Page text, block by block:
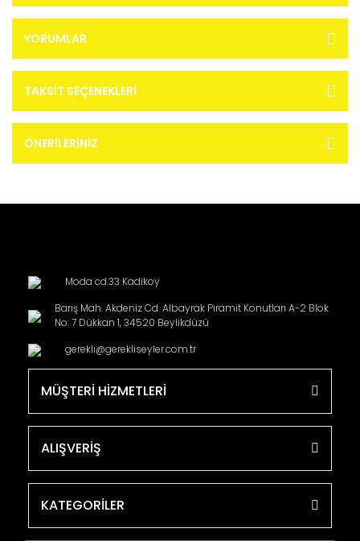
YORUMLAR
TAKSIT SEÇENEKLERI
ÖNERILERINIZ
Moda cd.33 Kadikoy
Barış Mah. Akdeniz Cd. Albayrak Piramit Konutları A-2 Blok
No: 7 Dükkan 1, 34520 Beylikdüzü
gerekli@gerekliseyler.com.tr
MÜŞTERİ HİZMETLERİ
ALIŞVERİŞ
KATEGORİLER